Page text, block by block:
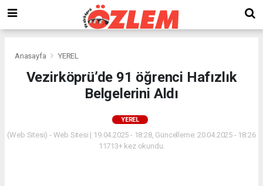
Anasayfa YEREL
Vezirköprü’de 91 öğrenci Hafızlık
Belgelerini Aldı
YEREL
(Web Sitesi) - Web Sitesi | 19.04.2025 - 18:28, Güncelleme: 20.04.2025 - 18:26
11713+ kez okundu.